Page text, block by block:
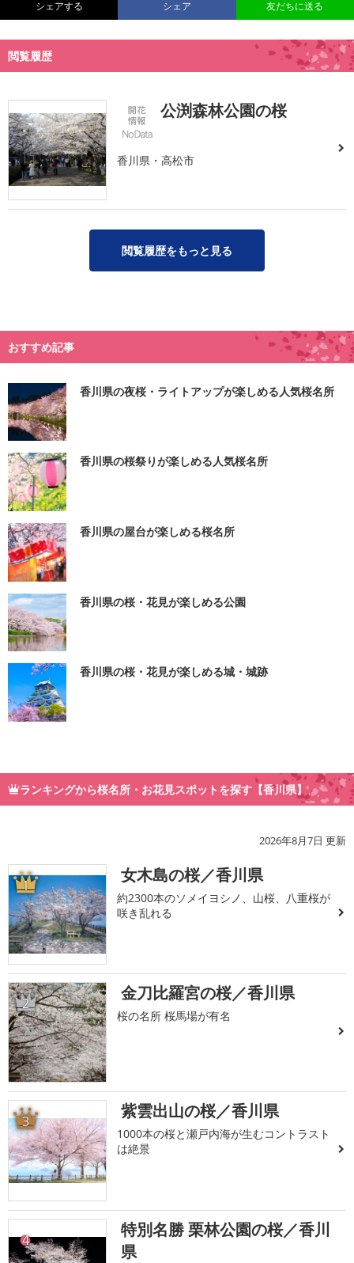
シェアする シェア 友だちに送る
閲覧履歴
公渕森林公園の桜
香川県・高松市
閲覧履歴をもっと見る
おすすめ記事
香川県の夜桜・ライトアップが楽しめる人気桜名所
香川県の桜祭りが楽しめる人気桜名所
香川県の屋台が楽しめる桜名所
香川県の桜・花見が楽しめる公園
香川県の桜・花見が楽しめる城・城跡
ランキングから桜名所・お花見スポットを探す【香川県】
2026年8月7日 更新
1 女木島の桜／香川県
約2300本のソメイヨシノ、山桜、八重桜が
咲き乱れる
2 金刀比羅宮の桜／香川県
桜の名所 桜馬場が有名
3 紫雲出山の桜／香川県
1000本の桜と瀬戸内海が生むコントラスト
は絶景
4
特別名勝 栗林公園の桜／香川
県